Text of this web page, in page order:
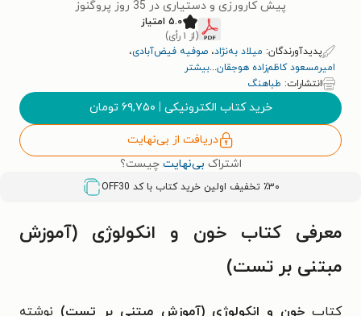
پیش کارورزی و دستیاری در 35 روز پروگنوز
۵.۰ امتیاز
(از ۱ رأی)
پدیدآورندگان: میلاد به‌نژاد، صوفیه فیض‌آبادی،
امیرمسعود کاظم‌زاده هوجقان...بیشتر
انتشارات: طباهنگ
خرید کتاب الکترونیکی | ۶۹,۷۵۰ تومان
دریافت از بی‌نهایت
اشتراک بی‌نهایت چیست؟
٪۳۰ تخفیف اولین خرید کتاب با کد OFF30
معرفی کتاب خون و انکولوژی (آموزش
مبتنی بر تست)
کتابخون و انکولوژی (آموزش مبتنی بر تست) نوشته